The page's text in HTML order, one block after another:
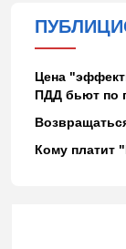
Цена
ПДД бьют по
Кому платит